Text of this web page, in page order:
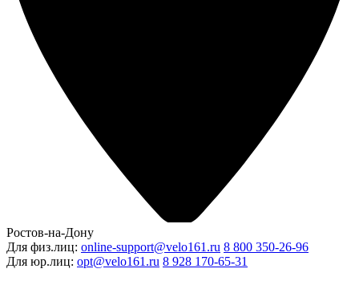
Ростов-на-Дону
Для физ.лиц: online-support@velo161.ru 8 800 350-26-96
Для юр.лиц: opt@velo161.ru 8 928 170-65-31